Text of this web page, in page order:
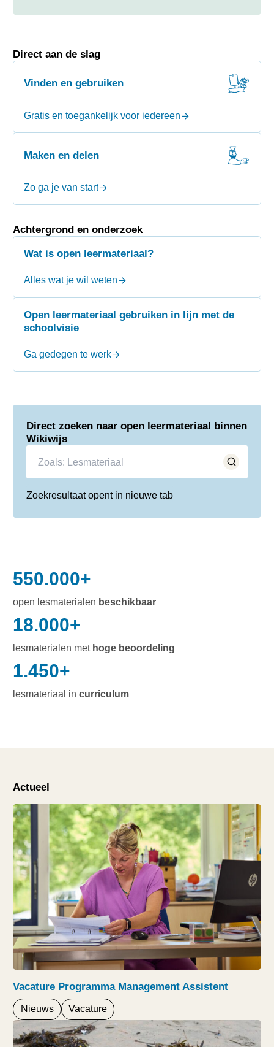
Direct aan de slag
Vinden en gebruiken
Gratis en toegankelijk voor iedereen
Maken en delen
Zo ga je van start
Achtergrond en onderzoek
Wat is open leermateriaal?
Alles wat je wil weten
Open leermateriaal gebruiken in lijn met de
schoolvisie
Ga gedegen te werk
Direct zoeken naar open leermateriaal binnen
Wikiwijs
Zoals: Lesmateriaal
Zoekresultaat opent in nieuwe tab
550.000+
open lesmaterialen beschikbaar
18.000+
lesmaterialen met hoge beoordeling
1.450+
lesmateriaal incurriculum
Actueel
Vacature Programma Management Assistent
Nieuws Vacature